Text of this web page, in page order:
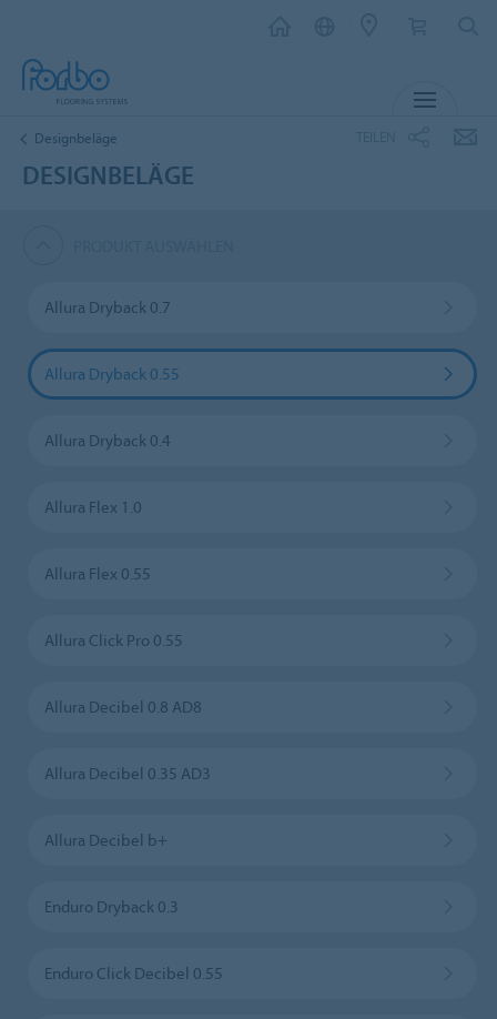
Designbeläge
DESIGNBELÄGE
Allura Dryback 0.7
Allura Dryback 0.55
Allura Dryback 0.4
Allura Flex 1.0
Allura Flex 0.55
Allura Click Pro 0.55
Allura Decibel 0.8 AD8
Allura Decibel 0.35 AD3
Allura Decibel b+
Enduro Dryback 0.3
Enduro Click Decibel 0.55